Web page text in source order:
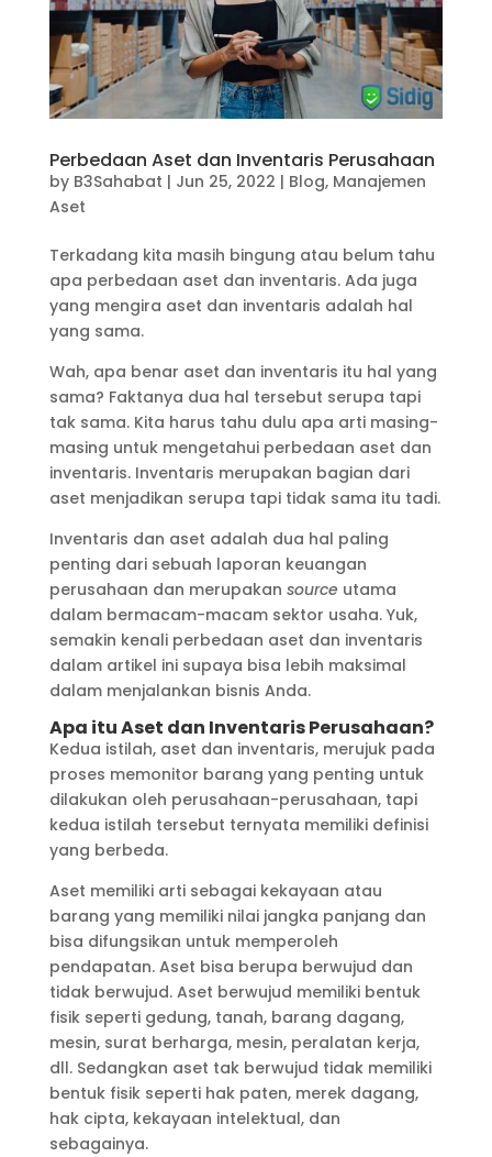
Perbedaan Aset dan Inventaris Perusahaan
by B3Sahabat | Jun 25, 2022 | Blog, Manajemen
Aset
Terkadang kita masih bingung atau belum tahu
apa perbedaan aset dan inventaris. Ada juga
yang mengira aset dan inventaris adalah hal
yang sama.
Wah, apa benar aset dan inventaris itu hal yang
sama? Faktanya dua hal tersebut serupa tapi
tak sama. Kita harus tahu dulu apa arti masing-
masing untuk mengetahui perbedaan aset dan
inventaris. Inventaris merupakan bagian dari
aset menjadikan serupa tapi tidak sama itu tadi.
Inventaris dan aset adalah dua hal paling
penting dari sebuah laporan keuangan
perusahaan dan merupakan source utama
dalam bermacam-macam sektor usaha. Yuk,
semakin kenali perbedaan aset dan inventaris
dalam artikel ini supaya bisa lebih maksimal
dalam menjalankan bisnis Anda.
Apa itu Aset dan Inventaris Perusahaan?
Kedua istilah, aset dan inventaris, merujuk pada
proses memonitor barang yang penting untuk
dilakukan oleh perusahaan-perusahaan, tapi
kedua istilah tersebut ternyata memiliki definisi
yang berbeda.
Aset memiliki arti sebagai kekayaan atau
barang yang memiliki nilai jangka panjang dan
bisa difungsikan untuk memperoleh
pendapatan. Aset bisa berupa berwujud dan
tidak berwujud. Aset berwujud memiliki bentuk
fisik seperti gedung, tanah, barang dagang,
mesin, surat berharga, mesin, peralatan kerja,
dll. Sedangkan aset tak berwujud tidak memiliki
bentuk fisik seperti hak paten, merek dagang,
hak cipta, kekayaan intelektual, dan
sebagainya.